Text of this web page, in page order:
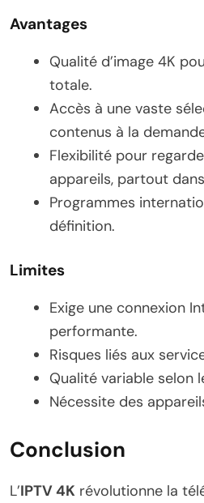
Avantages
Qualité d’image 4K
totale.
Accès à une vaste
contenus à la
Flexibilité pour
appareils, partout
Programmes
définition.
Limites
Exige une connexion
performante.
Risques liés aux
Qualité variable selon
Nécessite des
Conclusion
L’IPTV 4K révolutionne la